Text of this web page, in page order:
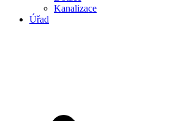
Kanalizace
Úřad